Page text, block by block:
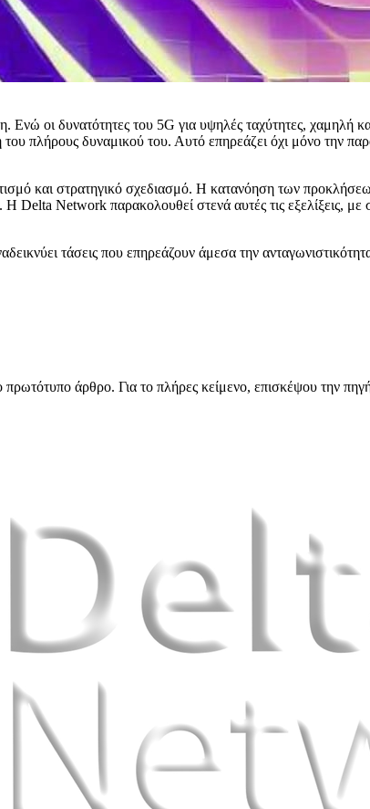
οι δυνατότητες του 5G για υψηλές ταχύτητες, χαμηλή
πλήρους δυναμικού του. Αυτό επηρεάζει όχι μόνο την
και στρατηγικό σχεδιασμό. Η κατανόηση των
Η Delta Network παρακολουθεί στενά αυτές τις εξελίξεις,
τάσεις που επηρεάζουν άμεσα την
άρθρο. Για το πλήρες κείμενο, επισκέψου την